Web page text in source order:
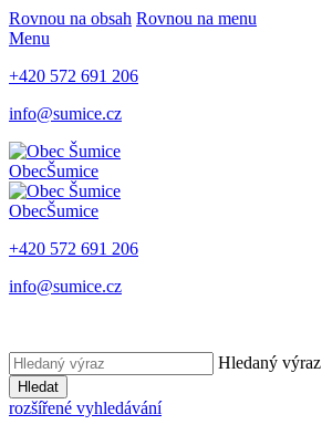
Rovnou na obsah Rovnou na menu
Menu
+420 572 691 206
info@sumice.cz
ObecŠumice
ObecŠumice
+420 572 691 206
info@sumice.cz
Hledaný výraz
Hledat
rozšířené vyhledávání